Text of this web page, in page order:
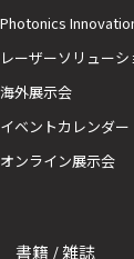
Photonics
レーザーソリューシ
海外展示会
イベントカレンダー
オンライン展示会
書籍 / 雑誌